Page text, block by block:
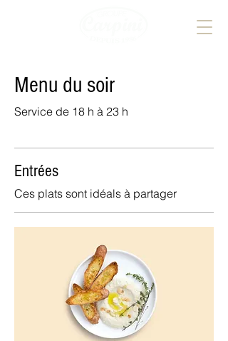
Menu du soir
Service de 18 h à 23 h
Entrées
Ces plats sont idéals à partager